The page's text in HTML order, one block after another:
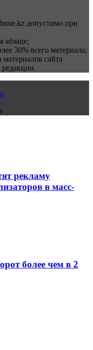
допустимо при
абзаце;
30% всего материала;
сайта
рекламу
в масс-
более чем в 2